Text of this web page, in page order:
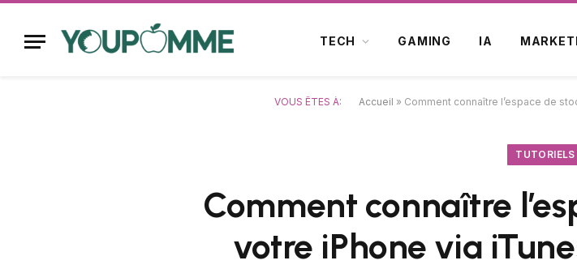
TECH GAMING IA
VOUS ÊTES À: Accueil » Comment connaître l’espace de
TUTORIELS
Comment connaître
votre iPhone via